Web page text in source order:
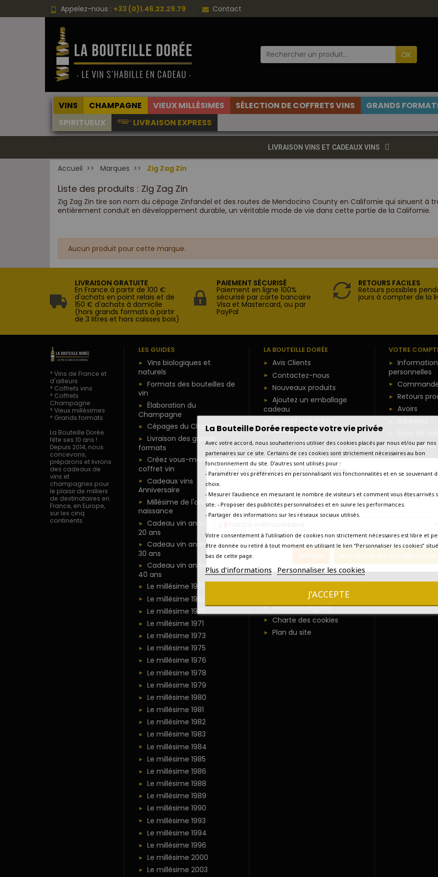
Sélectionnez le pays de livraison
Nos prix et les frais peuvent varier en fonction du pays/de la
région de livraison.
Enregistrer les modifications
Appelez-nous : +33 (0)1.46.22.29.79 Contact
OK
VINS CHAMPAGNE VIEUX MILLÉSIMES SÉLECTION DE COFFRETS VINS GRANDS
SPIRITUEUX
LIVRAISON EXPRESS
LIVRAISON VINS ET CADEAUX VINS
Accueil Marques Zig Zag Zin
Liste des produits : Zig Zag Zin
Zig Zag Zin tire son nom du cépage Zinfandel et des routes de Mendocino County en Californie qui sinuent à
entièrement conduit en développement durable, un véritable mode de vie dans cette partie de la Californie.
Aucun produit pour cette marque.
LIVRAISON GRATUITE
En France à partir de 100 €
d'achats en point relais et de
150 € d'achats à domicile
(hors grands formats à partir
de 3 litres et hors caisses bois)
PAIEMENT SÉCURISÉ
Paiement en ligne 100%
sécurisé par carte bancaire
Visa et Mastercard, ou par
PayPal
RETOURS FACILES
Retours possibles
jours à compter de la
* Vins de France et
d'ailleurs
* Coffrets vins
* Coffrets
Champagne
* Vieux millésimes
* Grands formats
La Bouteille Dorée
fête ses 10 ans !
Depuis 2014, nous
concevons,
préparons et livrons
des cadeaux de
vins et
champagnes pour
le plaisir de milliers
de destinataires en
France, en Europe,
sur les cinq
continents.
LES GUIDES
Vins biologiques et
naturels
Formats des bouteilles de
vin
Élaboration du
Champagne
Cépages du Champagne
Livraison des grands
formats
Créez vous-même un
coffret vin
Cadeaux vins
Anniversaire
Millésime de l'année de
naissance
Cadeau vin anniversaire
20 ans
Cadeau vin anniversaire
30 ans
Cadeau vin anniversaire
40 ans
Le millésime 1966
Le millésime 1969
Le millésime 1970
Le millésime 1971
Le millésime 1973
Le millésime 1975
Le millésime 1976
Le millésime 1978
Le millésime 1979
Le millésime 1980
Le millésime 1981
Le millésime 1982
Le millésime 1983
Le millésime 1984
Le millésime 1985
Le millésime 1986
Le millésime 1988
Le millésime 1989
Le millésime 1990
Le millésime 1993
Le millésime 1994
Le millésime 1996
Le millésime 2000
Le millésime 2003
LA BOUTEILLE DORÉE
Avis Clients
Contactez-nous
Nouveaux produits
Ajoutez un emballage
cadeau
message
Frais de port
Livraison rapide
Choisissez votre date de
livraison
Livraison aux USA
Le catalogue 2026
Paiement sécurisé
Demandez un devis
Qui sommes-Nous ?
Protection des données
Mentions Légales
Charte des cookies
Plan du site
VOTRE
personnelles
Retours
Avoirs
Mes alertes
La Bouteille Dorée respecte votre vie privée
Avec votre accord, nous souhaiterions utiliser des cookies placés par nous et/ou par nos
partenaires sur ce site. Certains de ces cookies sont strictement nécessaires au bon
fonctionnement du site. D’autres sont utilisés pour :
- Paramétrer vos préférences en personnalisant vos fonctionnalités et en se souvenant
choix.
- Mesurer l’audience en mesurant le nombre de visiteurs et comment vous êtes arrivés
site. - Proposer des publicités personnalisées et en suivre les performances.
- Partager des informations sur les réseaux sociaux utilisés.
Votre consentement à l’utilisation de cookies non strictement nécessaires est libre et
être donnée ou retiré à tout moment en utilisant le lien “Personnaliser les cookies”
bas de cette page.
Plus d'informations Personnaliser les cookies
J'ACCEPTE